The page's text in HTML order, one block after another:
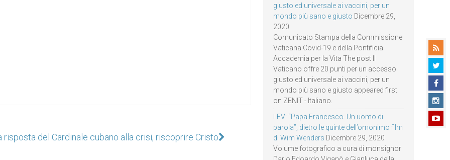
risposta del Cardinale cubano alla crisi, riscoprire Cristo
giusto ed universale ai vaccini, per un
mondo più sano e giusto Dicembre 29,
2020
Comunicato Stampa della Commissione
Vaticana Covid-19 e della Pontificia
Accademia per la Vita The post Il
Vaticano offre 20 punti per un accesso
giusto ed universale ai vaccini, per un
mondo più sano e giusto appeared first
on ZENIT - Italiano.
LEV: “Papa Francesco. Un uomo di
parola”, dietro le quinte dell’omonimo film
di Wim Wenders Dicembre 29, 2020
Volume fotografico a cura di monsignor